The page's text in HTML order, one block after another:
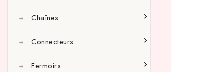
Perles À Écraser Et
Chaînes
Connecteurs
Fermoirs